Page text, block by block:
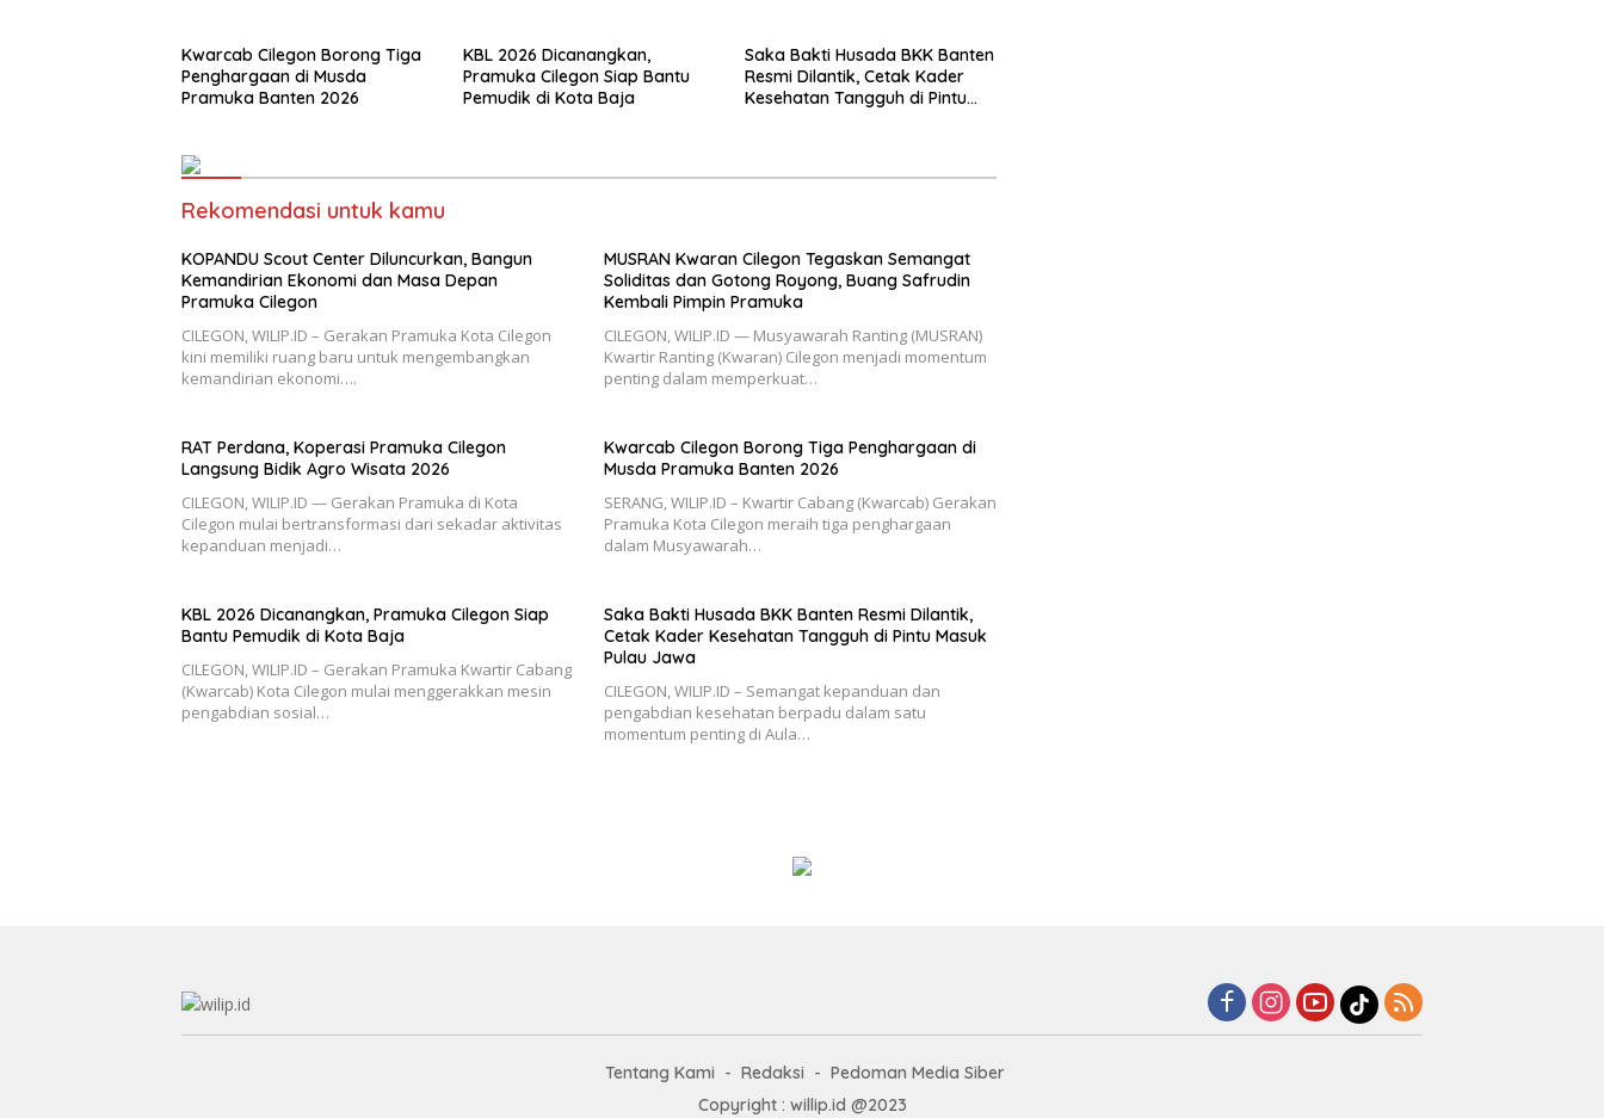
Kwarcab Cilegon Borong Tiga
Penghargaan di Musda
Pramuka Banten 2026
KBL 2026 Dicanangkan,
Pramuka Cilegon Siap Bantu
Pemudik di Kota Baja
Saka Bakti Husada BKK Banten
Resmi Dilantik, Cetak Kader
Kesehatan Tangguh di Pintu
Rekomendasi untuk kamu
KOPANDU Scout Center Diluncurkan, Bangun
Kemandirian Ekonomi dan Masa Depan
Pramuka Cilegon
CILEGON, WILIP.ID – Gerakan Pramuka Kota Cilegon
kini memiliki ruang baru untuk mengembangkan
kemandirian ekonomi….
MUSRAN Kwaran Cilegon Tegaskan Semangat
Soliditas dan Gotong Royong, Buang Safrudin
Kembali Pimpin Pramuka
CILEGON, WILIP.ID — Musyawarah Ranting (MUSRAN)
Kwartir Ranting (Kwaran) Cilegon menjadi momentum
penting dalam memperkuat…
RAT Perdana, Koperasi Pramuka Cilegon
Langsung Bidik Agro Wisata 2026
CILEGON, WILIP.ID — Gerakan Pramuka di Kota
Cilegon mulai bertransformasi dari sekadar aktivitas
kepanduan menjadi…
Kwarcab Cilegon Borong Tiga Penghargaan di
Musda Pramuka Banten 2026
SERANG, WILIP.ID – Kwartir Cabang (Kwarcab) Gerakan
Pramuka Kota Cilegon meraih tiga penghargaan
dalam Musyawarah…
KBL 2026 Dicanangkan, Pramuka Cilegon Siap
Bantu Pemudik di Kota Baja
CILEGON, WILIP.ID – Gerakan Pramuka Kwartir Cabang
(Kwarcab) Kota Cilegon mulai menggerakkan mesin
pengabdian sosial…
Saka Bakti Husada BKK Banten Resmi Dilantik,
Cetak Kader Kesehatan Tangguh di Pintu Masuk
Pulau Jawa
CILEGON, WILIP.ID – Semangat kepanduan dan
pengabdian kesehatan berpadu dalam satu
momentum penting di Aula…
Tentang Kami Redaksi
Pedoman Media Siber
Copyright : willip.id @2023